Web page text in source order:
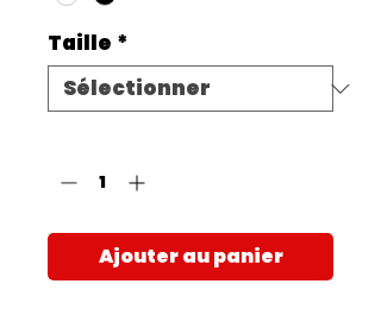
Taille *
Ajouter au panier